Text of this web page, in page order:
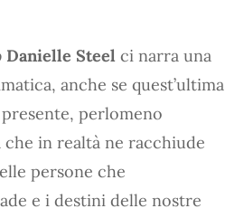
Danielle Steel ci narra una
anche se quest’ultima
perlomeno
che in realtà ne racchiude
persone che
e i destini delle nostre